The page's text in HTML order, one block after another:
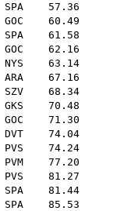
SPA 57.36
GOC 60.49
SPA 61.58
GOC 62.16
NYS 63.14
ARA 67.16
SZV 68.34
GKS 70.48
GOC 71.30
DVT 74.04
PVS 74.24
PVM 77.20
PVS 81.27
SPA 81.44
SPA 85.53